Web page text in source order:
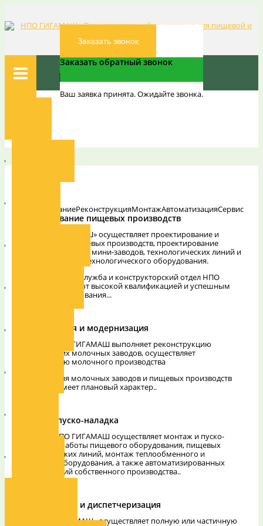
Заказать звонок
Заказать обратный звонок
Ваш заявка принята. Ожидайте звонка.
ПроектированиеРеконструкцияМонтажАвтоматизацияСервис
Проектирование пищевых производств
ООО «НПО ГИГАМАШ» осуществляет проектирование и
комплектацию пищевых производств, проектирование
молочных заводов и мини-заводов, технологических линий и
отдельных единиц технологического оборудования.
Инжиниринговая служба и конструкторский отдел НПО
ГИГАМАШ обладают высокой квалификацией и успешным
опытом проектирования...
Реконструкция и модернизация
Компания НПО ГИГАМАШ выполняет реконструкцию
существующих молочных заводов, осуществляет
модернизацию молочного производства
Реконструкция молочных заводов и пищевых производств
чаще всего имеет плановый характер..
Монтаж и пуско-наладка
Компания НПО ГИГАМАШ осуществляет монтаж и пуско-
наладочные работы пищевого оборудования, пищевых
технологических линий, монтаж теплообменного и
емкостного оборудования, а также автоматизированных
пищевых линий собственного производства..
Автоматизация и диспетчеризация
ООО «НПО ГИГАМАШ» осуществляет полную или частичную